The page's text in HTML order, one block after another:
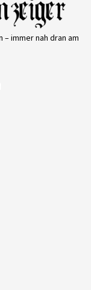
– immer nah dran am